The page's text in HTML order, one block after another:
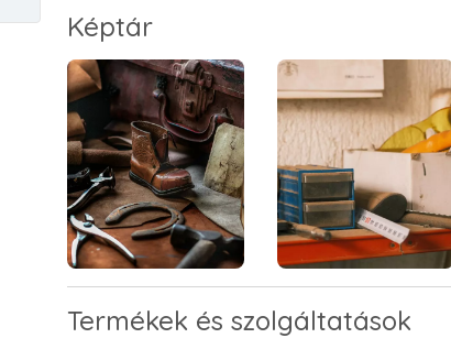
Képtár
Termékek és szolgáltatások